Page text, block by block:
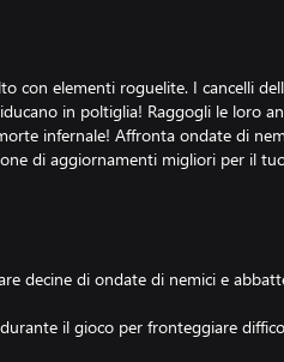
con elementi roguelite. I cancelli
in poltiglia! Raggogli le loro
infernale! Affronta ondate di
di aggiornamenti migliori per il
decine di ondate di nemici e
il gioco per fronteggiare